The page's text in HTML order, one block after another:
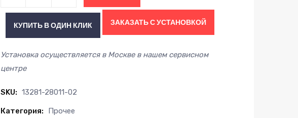
Toyota
13281-
02
2шт.
КУПИТЬ В ОДИН КЛИК ЗАКАЗАТЬ С УСТАНОВКОЙ
Установка осуществляется в Москве в нашем сервисном
центре
SKU: 13281-28011-02
Категория: Прочее